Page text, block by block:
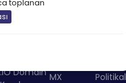
Domain
Satın Al
.IO Domain MX
toplanan